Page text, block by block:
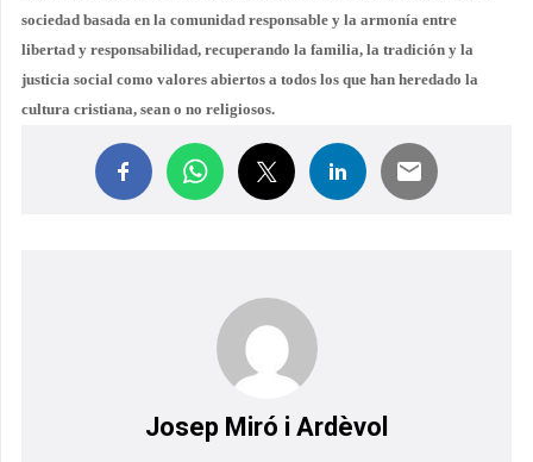
sociedad basada en la comunidad responsable y la armonía entre
libertad y responsabilidad, recuperando la familia, la tradición y la
justicia social como valores abiertos a todos los que han heredado la
cultura cristiana, sean o no religiosos.
Josep Miró i Ardèvol